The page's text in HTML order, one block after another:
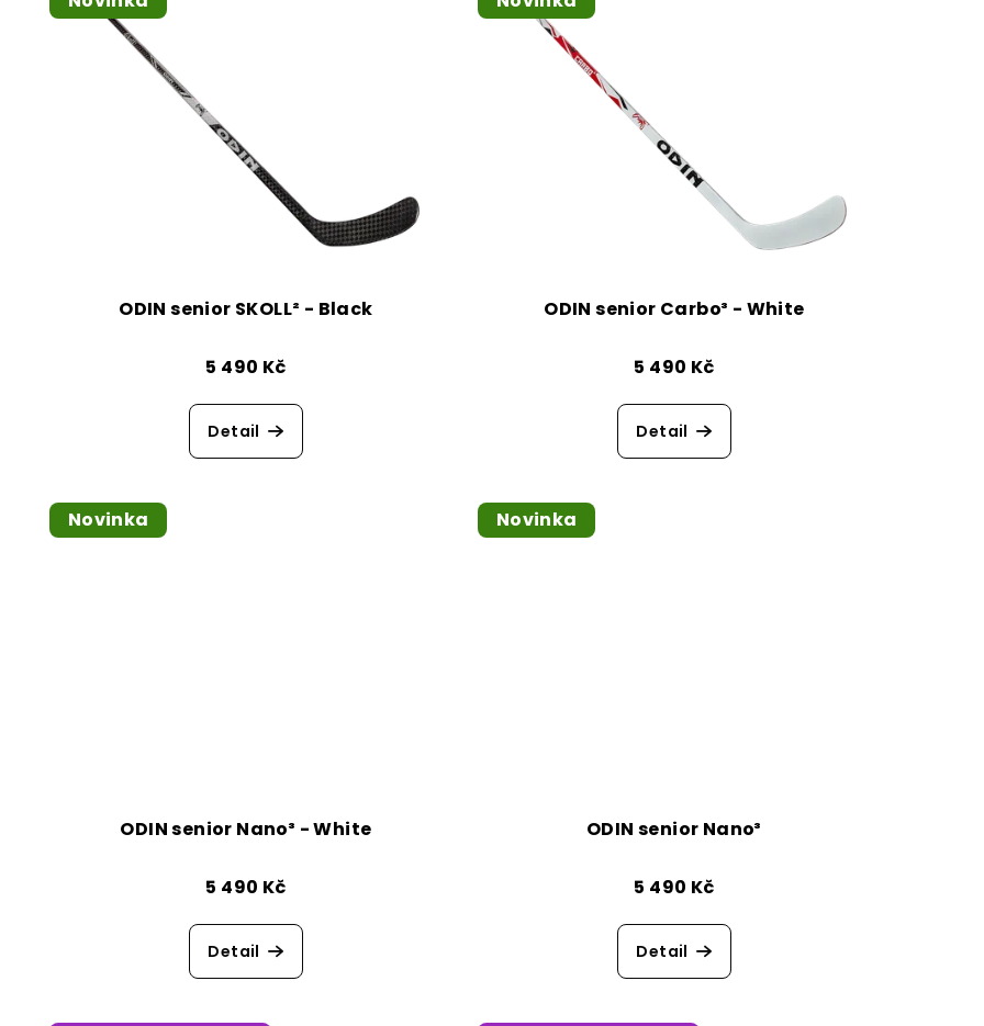
ODIN senior SKOLL² - Black
5 490 Kč
Detail
ODIN senior Carbo³ - White
5 490 Kč
Detail
Novinka
ODIN senior Nano³ - White
5 490 Kč
Detail
Novinka
ODIN senior Nano³
5 490 Kč
Detail